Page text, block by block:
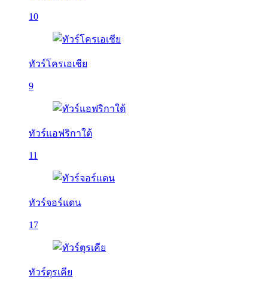
10
ทัวร์โครเอเชีย
9
ทัวร์แอฟริกาใต้
11
ทัวร์จอร์แดน
17
ทัวร์ตุรเคีย